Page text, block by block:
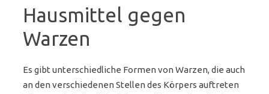
Hausmittel gegen
Warzen
Es gibt unterschiedliche Formen von Warzen, die auch
an den verschiedenen Stellen des Körpers auftreten